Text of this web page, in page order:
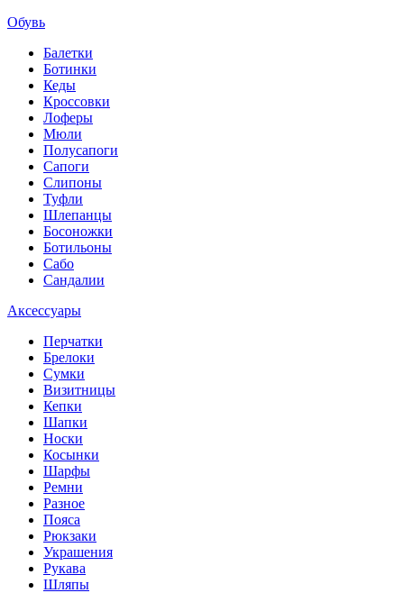
Обувь
Балетки
Ботинки
Кеды
Кроссовки
Лоферы
Мюли
Полусапоги
Сапоги
Слипоны
Туфли
Шлепанцы
Босоножки
Ботильоны
Сабо
Сандалии
Аксессуары
Перчатки
Брелоки
Сумки
Визитницы
Кепки
Шапки
Носки
Косынки
Шарфы
Ремни
Разное
Пояса
Рюкзаки
Украшения
Рукава
Шляпы